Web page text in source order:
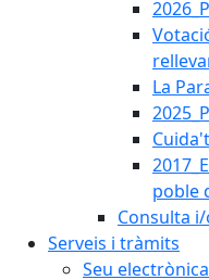
La
poble
Consulta
Serveis i tràmits
Seu electrònica